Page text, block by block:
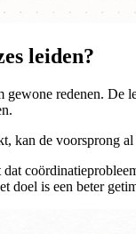
leiden?
redenen. De
kan de voorsprong
doel is een beter